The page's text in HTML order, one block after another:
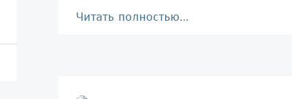
Читать полностью…